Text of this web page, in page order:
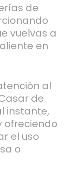
de
vuelvas a
en
al
de
instante,
ofreciendo
el uso
o